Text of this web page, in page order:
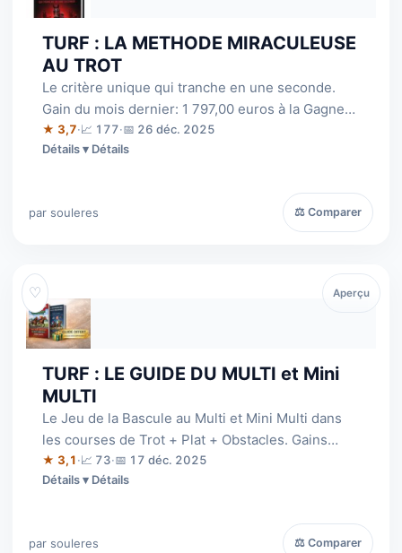
TURF : LA METHODE MIRACULEUSE
AU TROT
Le critère unique qui tranche en une seconde.
Gain du mois dernier: 1 797,00 euros à la Gagne
pour des mises de 10 euros et 631,0…
★ 3,7·📈 177·📅 26 déc. 2025
Détails
par souleres ⚖ Comparer
♡
TURF : LE GUIDE DU MULTI et Mini
MULTI
Le Jeu de la Bascule au Multi et Mini Multi dans
les courses de Trot + Plat + Obstacles. Gains
moyens de 38 euros + 456 euros par…
★ 3,1·📈 73·📅 17 déc. 2025
Détails
par souleres ⚖ Comparer
Aperçu